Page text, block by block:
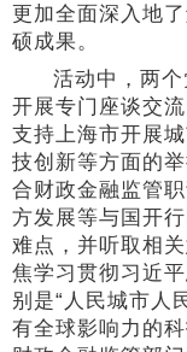
更加全面深入地
硕成果。
活动中，两
开展专门座谈交
支持上海市开展
技创新等方面的
合财政金融监管
方发展等与国开
难点，并听取相
焦学习贯彻习近
别是“人民城市人
有全球影响力的